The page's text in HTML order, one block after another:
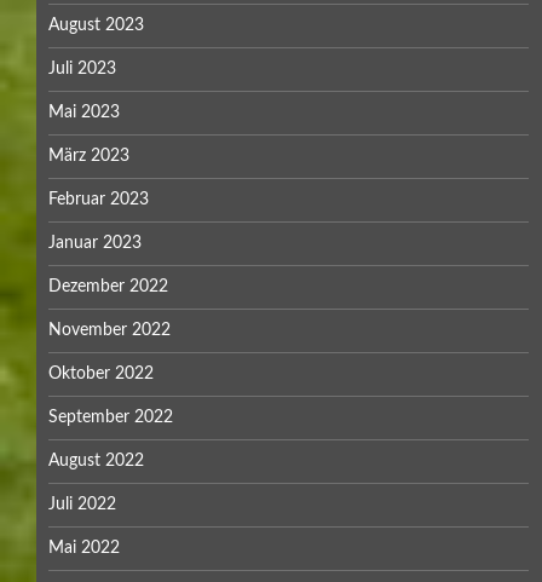
August 2023
Juli 2023
Mai 2023
März 2023
Februar 2023
Januar 2023
Dezember 2022
November 2022
Oktober 2022
September 2022
August 2022
Juli 2022
Mai 2022